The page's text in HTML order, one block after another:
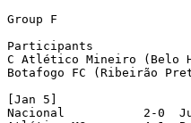
Group F
Participants
C Atlético Mineiro (Belo
Botafogo FC (Ribeirão
[Jan 5]
Nacional           2-0